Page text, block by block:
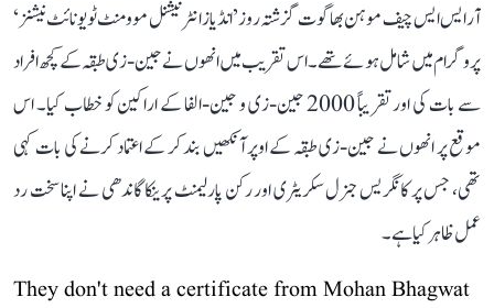
آر ایس ایس چیف موہن بھاگوت گزشتہ روز ’انڈیاز انٹرنیشنل موومنٹ ٹو یونائٹ نیشنز‘
پروگرام میں شامل ہوئے تھے۔ اس تقریب میں انھوں نے جین-زی طبقہ کے کچھ افراد
سے بات کی اور تقریباً 2000 جین-زی و جین-الفا کے اراکین کو خطاب کیا۔ اس
موقع پر انھوں نے جین-زی طبقہ کے اوپر آنکھیں بند کر کے اعتماد کرنے کی بات کہی
تھی، جس پر کانگریس جنرل سکریٹری اور رکن پارلیمنٹ پرینکا گاندھی نے اپنا سخت رد
عمل ظاہر کیا ہے۔
They don't need a certificate from Mohan Bhagwat